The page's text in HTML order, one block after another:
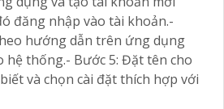
đăng nhập vào tài khoản.-
hướng dẫn trên ứng dụng
hệ thống.- Bước 5: Đặt tên cho
và chọn cài đặt thích hợp với